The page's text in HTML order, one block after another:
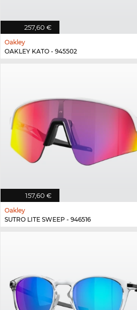
257,60 €
Oakley
OAKLEY KATO - 945502
157,60 €
Oakley
SUTRO LITE SWEEP - 946516